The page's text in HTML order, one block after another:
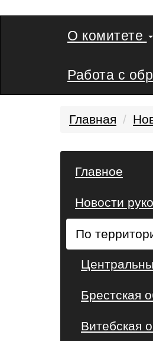
О комитете
Работа с
Главная
Главное
Новости
По
Брестская
Витебская